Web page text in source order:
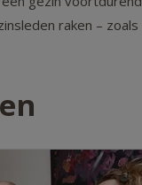
raken – zoals